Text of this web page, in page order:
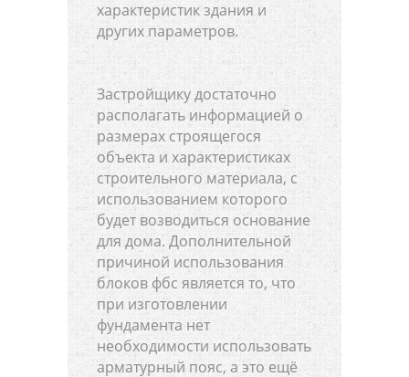
характеристик здания и
других параметров.
Застройщику достаточно
располагать информацией о
размерах строящегося
объекта и характеристиках
строительного материала, с
использованием которого
будет возводиться основание
для дома. Дополнительной
причиной использования
блоков фбс является то, что
при изготовлении
фундамента нет
необходимости использовать
арматурный пояс, а это ещё